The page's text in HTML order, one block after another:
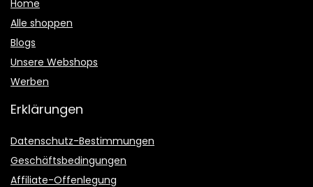
Home
Alle shoppen
Blogs
Unsere Webshops
Werben
Erklärungen
Datenschutz-Bestimmungen
Geschäftsbedingungen
Affiliate-Offenlegung